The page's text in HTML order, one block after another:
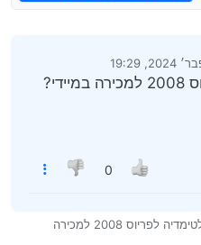
על ידי
0
יש למישהו מולטימדיה לפריוס 2008 למכירה